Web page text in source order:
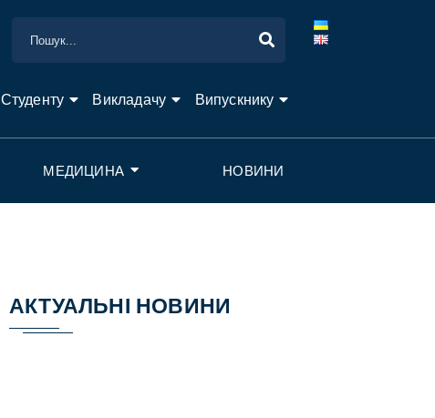
Студенту Викладачу Випускнику
МЕДИЦИНА НОВИНИ
АКТУАЛЬНІ НОВИНИ